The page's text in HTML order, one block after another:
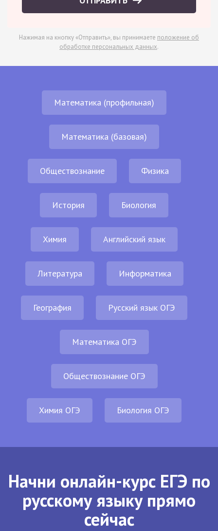
Нажимая на кнопку «Отправить», вы принимаете положение об
обработке персональных данных.
Математика (профильная)
Математика (базовая)
Обществознание Физика
История Биология
Химия Английский язык
Литература Информатика
География Русский язык ОГЭ
Математика ОГЭ
Обществознание ОГЭ
Химия ОГЭ Биология ОГЭ
Начни онлайн-курс ЕГЭ по
русскому языку прямо
сейчас